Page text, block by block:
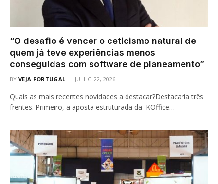
“O desafio é vencer o ceticismo natural de
quem já teve experiências menos
conseguidas com software de planeamento”
BY VEJA PORTUGAL JULHO 22, 2026
Quais as mais recentes novidades a destacar?Destacaria três
frentes. Primeiro, a aposta estruturada da IKOffice…